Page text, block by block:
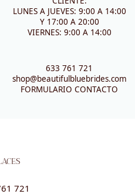
LUNES A JUEVES: 9:00 A 14:00
Y 17:00 A 20:00
VIERNES: 9:00 A 14:00
633 761 721
shop@beautifulbluebrides.com
FORMULARIO CONTACTO
721